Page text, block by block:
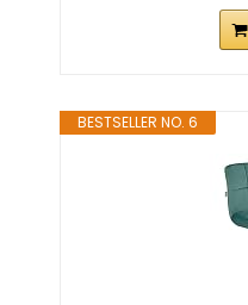
BESTSELLER NO. 6